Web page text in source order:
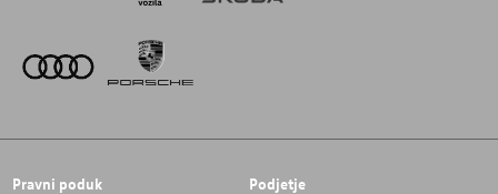
Pravni poduk Podjetje